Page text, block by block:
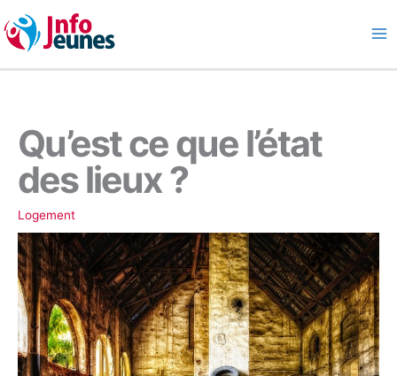
au
contenu
Qu’est ce que l’état
des lieux ?
Logement